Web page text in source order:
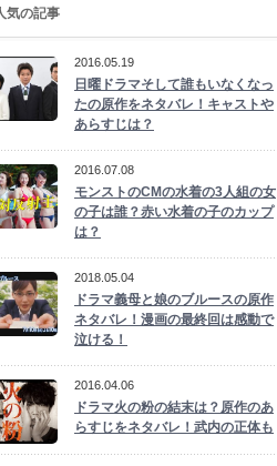
気の記事
2016.05.19
日曜ドラマそして誰もいなくなっ
たの原作をネタバレ！キャストや
あらすじは？
2016.07.08
モンストのCMの水着の3人組の女
の子は誰？赤い水着の子のカップ
は？
2018.05.04
ドラマ義母と娘のブルースの原作
ネタバレ！漫画の最終回は感動で
泣ける！
2016.04.06
ドラマ火の粉の結末は？原作のあ
らすじをネタバレ！武内の正体も